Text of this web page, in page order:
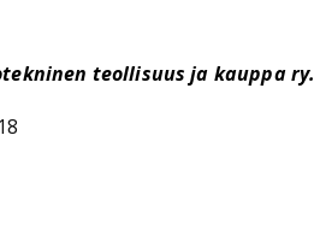
teollisuus ja kauppa ry.